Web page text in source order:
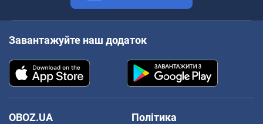
Завантажуйте наш додаток
OBOZ.UA
Політика